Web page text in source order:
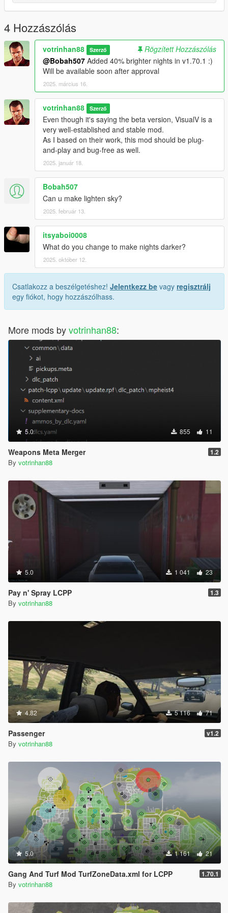
+ This is a toned-down version of Darker Nights 1.4 by Gelse16
combined with VisualV by _CP_ & robi29. Most credits go to
them. I only write the Python codes to compose interpolated
values.
+ I am not able to assist with advanced modders. But the code
is clean and easy-to-follow, please try to figure it out yourself.
4 Hozzászólás
votrinhan88 Szerző
Rögzített Hozzászólás
@Bobah507 Added 40% brighter nights in v1.70.1 :)
Will be available soon after approval
2025. március 16.
votrinhan88 Szerző
Even though it's saying the beta version, VisualV is a
very well-established and stable mod.
As I based on their work, this mod should be plug-
and-play and bug-free as well.
2025. január 18.
Bobah507
Can u make lighten sky?
2025. február 13.
itsyaboi0008
What do you change to make nights darker?
2025. október 12.
Csatlakozz a beszélgetéshez! Jelentkezz be vagy regisztrálj
egy fiókot, hogy hozzászólhass.
More mods byvotrinhan88:
5.0 855 11
Weapons Meta Merger 1.2
By votrinhan88
5.0 1 041 23
Pay n' Spray LCPP 1.3
By votrinhan88
4.82 5 116 71
Passenger v1.2
By votrinhan88
5.0 1 161 21
Gang And Turf Mod TurfZoneData.xml for LCPP 1.70.1
By votrinhan88